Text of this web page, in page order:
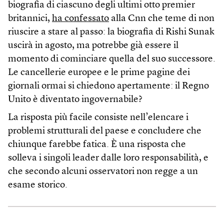
biografia di ciascuno degli ultimi otto premier
britannici, ha confessato alla Cnn che teme di non
riuscire a stare al passo: la biografia di Rishi Sunak
uscirà in agosto, ma potrebbe già essere il
momento di cominciare quella del suo successore.
Le cancellerie europee e le prime pagine dei
giornali ormai si chiedono apertamente: il Regno
Unito è diventato ingovernabile?
La risposta più facile consiste nell’elencare i
problemi strutturali del paese e concludere che
chiunque farebbe fatica. È una risposta che
solleva i singoli leader dalle loro responsabilità, e
che secondo alcuni osservatori non regge a un
esame storico.